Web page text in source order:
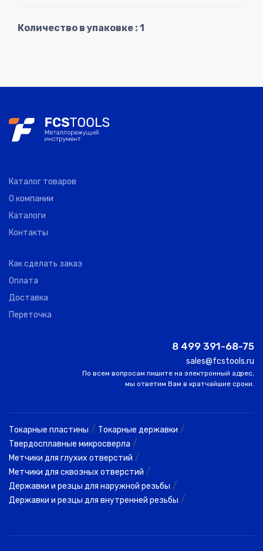
Количество в упаковке : 1
Каталог товаров
О компании
Каталоги
Контакты
Как сделать заказ
Оплата
Доставка
Переточка
8 499 391-68-75
sales@fcstools.ru
По всем вопросам пишите на электронный адрес,
мы ответим Вам в кратчайшие сроки.
Токарные пластины / Токарные державки /
Твердосплавные микросверла /
Метчики для глухих отверстий /
Метчики для сквозных отверстий /
Державки и резцы для наружной резьбы /
Державки и резцы для внутренней резьбы /